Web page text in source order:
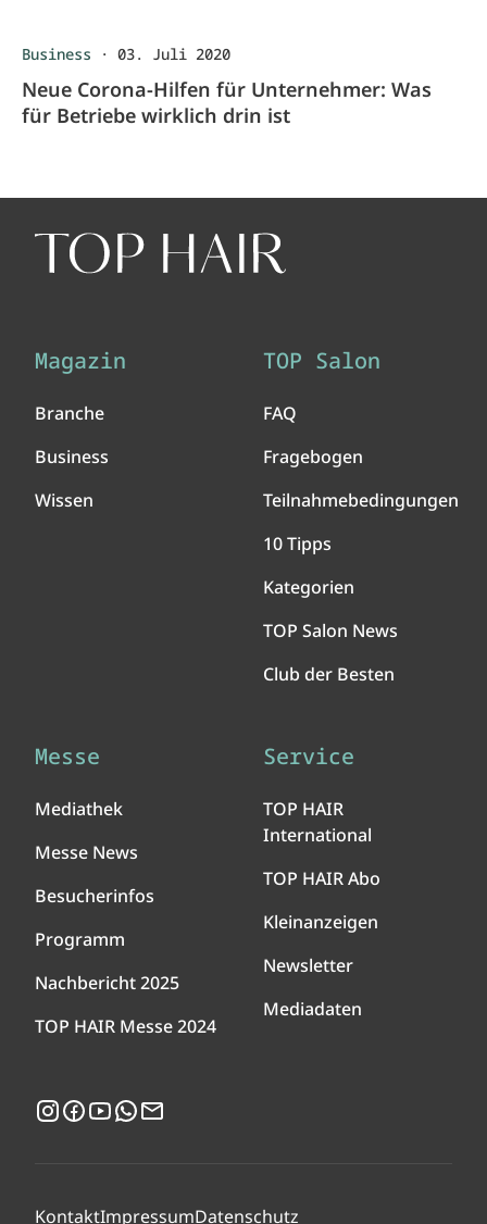
Business · 03. Juli 2020
Neue Corona-Hilfen für Unternehmer: Was
für Betriebe wirklich drin ist
Magazin
Branche
Business
Wissen
TOP Salon
FAQ
Fragebogen
Teilnahmebedingungen
10 Tipps
Kategorien
TOP Salon News
Club der Besten
Messe
Mediathek
Messe News
Besucherinfos
Programm
Nachbericht 2025
TOP HAIR Messe 2024
Service
TOP HAIR
International
TOP HAIR Abo
Kleinanzeigen
Newsletter
Mediadaten
Instagram
Facebook
YouTubeWhatsApp
KontaktImpressumDatenschutz